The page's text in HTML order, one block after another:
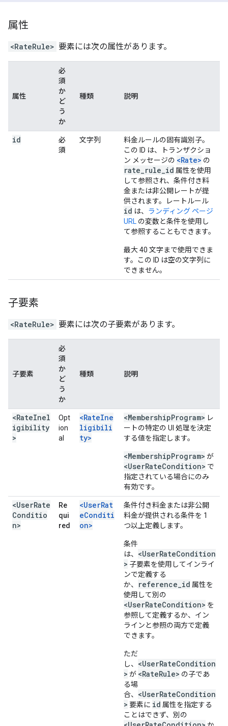
属性
<RateRule> 要素には次の属性があります。
属性
必
須
か
ど
う
か
種類 説明
id
必
須
文字列
料金ルールの固有識別子。
この ID は、トランザクショ
ン メッセージの <Rate> の
rate_rule_id 属性を使用
して参照され、条件付き料
金または非公開レートが提
供されます。レートルール
id は、 ランディング ページ
URL の変数と条件を使用し
て参照することもできます。
最大 40 文字まで使用できま
す。この ID は空の文字列に
できません。
子要素
<RateRule> 要素には次の子要素があります。
子要素
必
須
か
ど
う
か
種類 説明
<RateInel
igibility
>
Opt
ion
al
<RateIne
ligibili
ty>
<MembershipProgram> レ
ートの特定の UI 処理を決定
する値を指定します。
<MembershipProgram> が
<UserRateCondition> で
指定されている場合にのみ
有効です。
<UserRate
Conditio
n>
Re
qui
red
<UserRat
eConditi
on>
条件付き料金または非公開
料金が提供される条件を 1
つ以上定義します。
条件
は、 <UserRateCondition
> 子要素を使用してインライ
ンで定義する
か、
reference_id 属性を
使用して別の
<UserRateCondition> を
参照して定義するか、イン
ラインと参照の両方で定義
できます。
ただ
し、 <UserRateCondition
> が <RateRule> の子であ
る場
合、 <UserRateCondition
> 要素に id 属性を指定する
ことはできず、別の